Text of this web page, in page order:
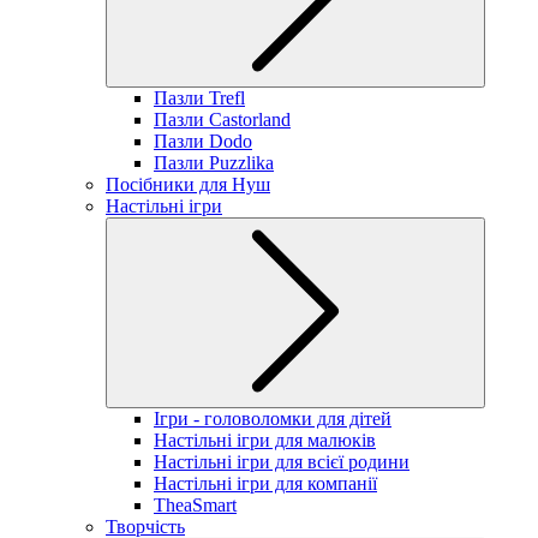
Пазли Trefl
Пазли Castorland
Пазли Dodo
Пазли Puzzlika
Посібники для Нуш
Настільні ігри
Ігри - головоломки для дітей
Настільні ігри для малюків
Настільні ігри для всієї родини
Настільні ігри для компанії
TheaSmart
Творчість